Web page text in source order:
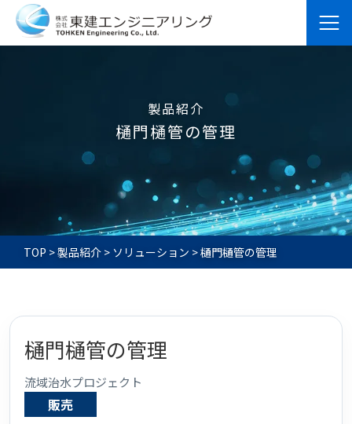
製品紹介
樋門樋管の管理
TOP >製品紹介 > ソリューション >樋門樋管の管理
樋門樋管の管理
流域治水プロジェクト
販売